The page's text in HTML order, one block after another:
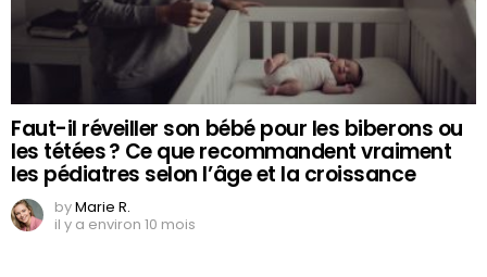
Faut-il réveiller son bébé pour les biberons ou
les tétées ? Ce que recommandent vraiment
les pédiatres selon l’âge et la croissance
byMarie R.
il y a environ 10 mois